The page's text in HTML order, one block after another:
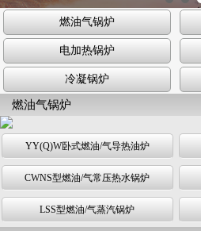
燃油气锅炉
电加热锅炉
冷凝锅炉
燃油气锅炉
YY(Q)W卧式燃油/气导热油炉
CWNS型燃油/气常压热水锅炉
LSS型燃油/气蒸汽锅炉